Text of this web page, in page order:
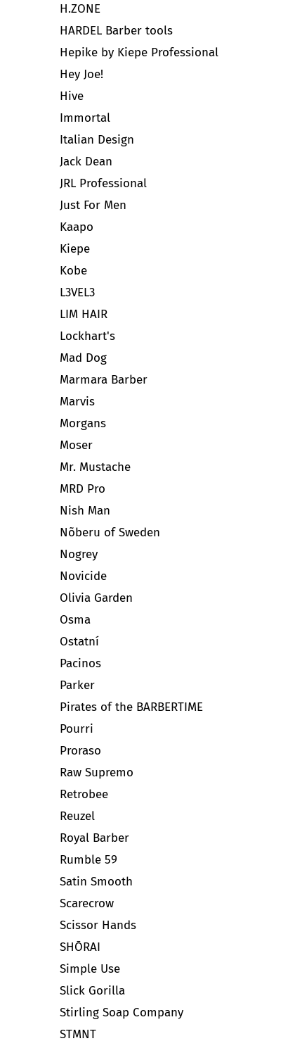
H.ZONE
HARDEL Barber tools
Hepike by Kiepe Professional
Hey Joe!
Hive
Immortal
Italian Design
Jack Dean
JRL Professional
Just For Men
Kaapo
Kiepe
Kobe
L3VEL3
LIM HAIR
Lockhart's
Mad Dog
Marmara Barber
Marvis
Morgans
Moser
Mr. Mustache
MRD Pro
Nish Man
Nõberu of Sweden
Nogrey
Novicide
Olivia Garden
Osma
Ostatní
Pacinos
Parker
Pirates of the BARBERTIME
Pourri
Proraso
Raw Supremo
Retrobee
Reuzel
Royal Barber
Rumble 59
Satin Smooth
Scarecrow
Scissor Hands
SHŌRAI
Simple Use
Slick Gorilla
Stirling Soap Company
STMNT